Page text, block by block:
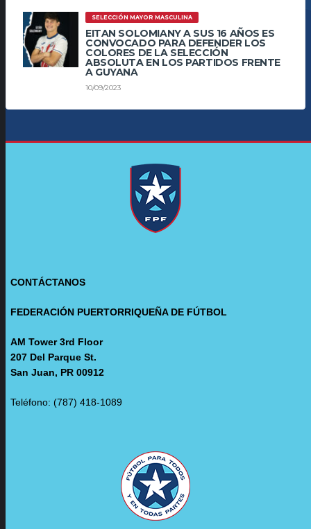
SELECCIÓN MAYOR MASCULINA
EITAN SOLOMIANY A SUS 16 AÑOS ES
CONVOCADO PARA DEFENDER LOS
COLORES DE LA SELECCIÓN
ABSOLUTA EN LOS PARTIDOS FRENTE
A GUYANA
10/09/2023
CONTÁCTANOS
FEDERACIÓN PUERTORRIQUEÑA DE FÚTBOL
AM Tower 3rd Floor
207 Del Parque St.
San Juan, PR 00912
Teléfono: (787) 418-1089